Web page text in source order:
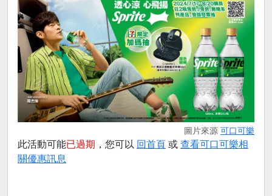
圖片來源 可口可樂
此活動可能已過期 ，您可以 回首頁 或 查看可口可樂相
關優惠訊息